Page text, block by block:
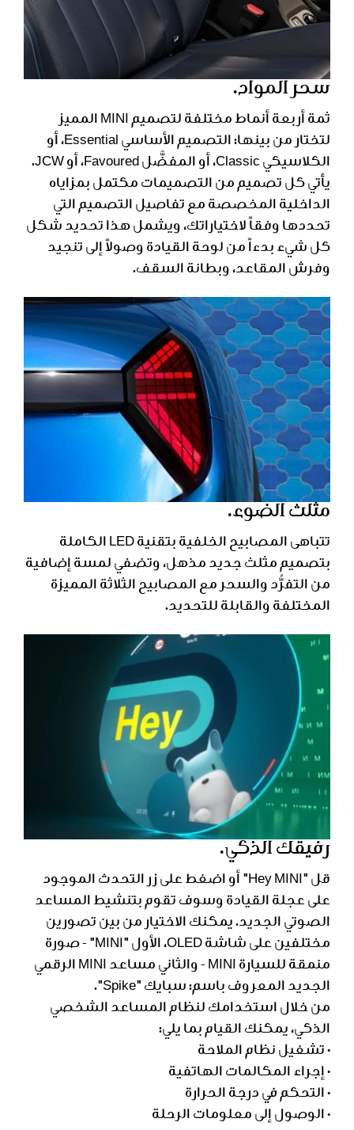
سحر المواد.
ثمة أربعة أنماط مختلفة لتصميم MINI المميز
لتختار من بينها: التصميم الأساسي Essential، أو
الكلاسيكي Classic، أو المفضَّل Favoured، أو JCW.
يأتي كل تصميم من التصميمات مكتمل بمزاياه
الداخلية المخصصة مع تفاصيل التصميم التي
تحددها وفقاً لاختياراتك، ويشمل هذا تحديد شكل
كل شيء بدءاً من لوحة القيادة وصولاً إلى تنجيد
وفرش المقاعد، وبطانة السقف.
مثلث الضوء.
تتباهى المصابيح الخلفية بتقنية LED الكاملة
بتصميم مثلث جديد مذهل، وتضفي لمسة إضافية
من التفرُّد والسحر مع المصابيح الثلاثة المميزة
المختلفة والقابلة للتحديد.
رفيقك الذكي.
قل "Hey MINI" أو اضغط على زر التحدث الموجود
على عجلة القيادة وسوف تقوم بتنشيط المساعد
الصوتي الجديد. يمكنك الاختيار من بين تصورين
مختلفين على شاشة OLED، الأول "MINI" - صورة
منمقة للسيارة MINI - والثاني مساعد MINI الرقمي
الجديد المعروف باسم: سبايك "Spike".
من خلال استخدامك لنظام المساعد الشخصي
الذكي، يمكنك القيام بما يلي:
• تشغيل نظام الملاحة
• إجراء المكالمات الهاتفية
• التحكم في درجة الحرارة
• الوصول إلى معلومات الرحلة